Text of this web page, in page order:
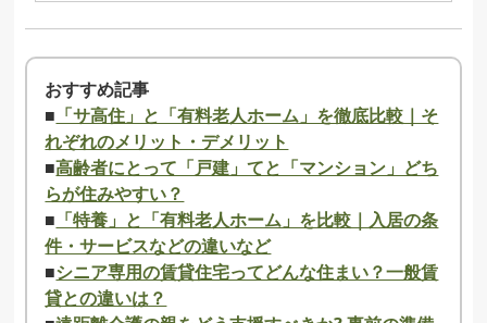
おすすめ記事
■ 「サ高住」と「有料老人ホーム」を徹底比較｜そ
れぞれのメリット・デメリット
■高齢者にとって「戸建」てと「マンション」どち
らが住みやすい？
■ 「特養」と「有料老人ホーム」を比較｜入居の条
件・サービスなどの違いなど
■シニア専用の賃貸住宅ってどんな住まい？一般賃
貸との違いは？